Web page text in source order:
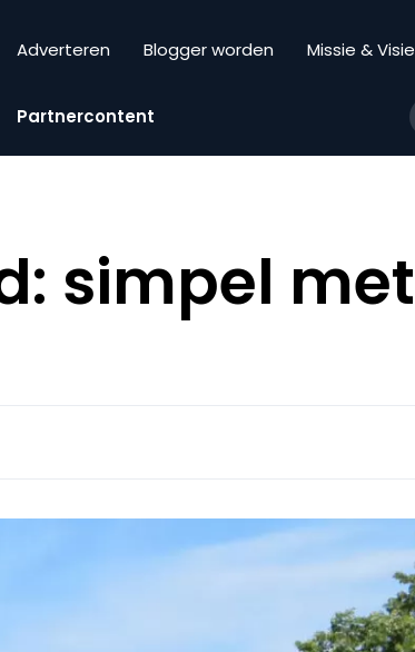
Adverteren Blogger worden Missie & Visie
Partnercontent
simpel met